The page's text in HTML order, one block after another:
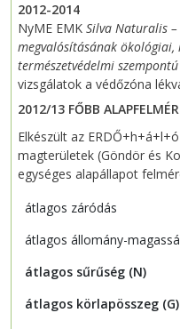
2012-2014
NyME EMK Silva Naturalis
megvalósításának
természetvédelmi
vizsgálatok a védőzóna
2012/13 FŐBB
Elkészült az
magterületek (Göndör és
egységes alapállapot
átlagos záródás
átlagos állomány-
átlagos sűrűség (N)
átlagos körlapösszeg (G)